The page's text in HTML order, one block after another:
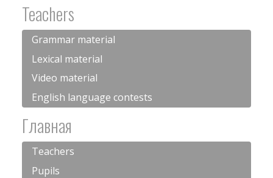
Teachers
Grammar material
Lexical material
Video material
English language contests
Главная
Teachers
Pupils